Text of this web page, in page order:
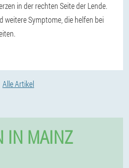
in der rechten Seite der Lende.
weitere Symptome, die helfen bei
Alle Artikel
IN MAINZ